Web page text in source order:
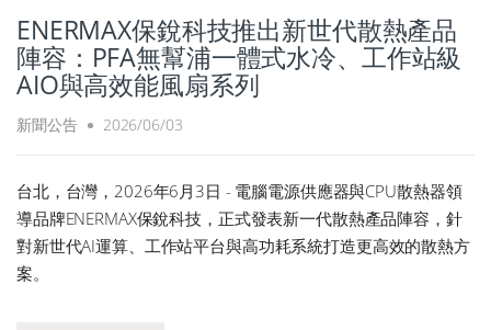
ENERMAX保銳科技推出新世代散熱產品
陣容：PFA無幫浦一體式水冷、工作站級
AIO與高效能風扇系列
新聞公告 2026/06/03
台北，台灣，2026年6月3日 - 電腦電源供應器與CPU散熱器領
導品牌ENERMAX保銳科技，正式發表新一代散熱產品陣容，針
對新世代AI運算、工作站平台與高功耗系統打造更高效的散熱方
案。